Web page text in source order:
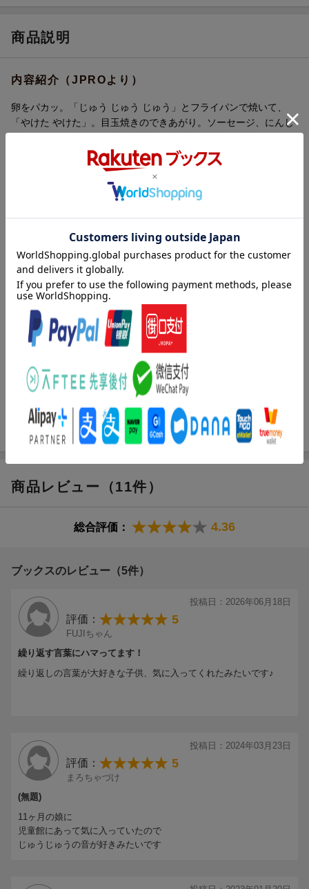
商品説明
内容紹介（JPROより）
卵をパカッ。「じゅう じゅう じゅう」とフライパンで焼いて、
「やけた やけた」。目玉焼きのできあがり。ソーセージ、にんじ
とろ とろ」とボウルから何かがこぼれてきます。「これはなにか
な？」。「じゅう じゅう じゅう」と焼いてできあがったのは、ホ
ットケーキ！ グラフィカルなフライパンの造形が魅力的な、お
いしそうな食べ物絵本です。
内容紹介（情報提供：絵本ナビ）
あずみ虫さんのおしゃれでかわいらしく温かみもあるイラスト
が大好きなので、こちらも読みたいと思いました。
フライパンの上に、たまごやソーセージを乗せて朝ごはんを作
「じゅうじゅうじゅう」「やけたやけた」の繰り返しが、食欲
をそそり、楽しい雰囲気も醸し出します。
小さい子も、自分がごはんを作っているような気分になれて嬉
しいと思います。（クッチーナママさん 50代・東京都 女の
子20歳、女の子17歳、男の子15歳）
商品レビュー（11件）
総合評価： 4.36
ブックスのレビュー（5件）
投稿日：2026年06月18日
評価： 5
FUJIちゃん
繰り返す言葉にハマってます！
繰り返しの言葉が大好きな子供、気に入ってくれたみたいです♪
投稿日：2024年03月23日
評価： 5
まろちゃづけ
(無題)
11ヶ月の娘に
児童館にあって気に入っていたので
じゅうじゅうの音が好きみたいです